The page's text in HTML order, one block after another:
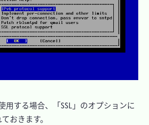
用する場合、「SSL」のオプションに
おきます。